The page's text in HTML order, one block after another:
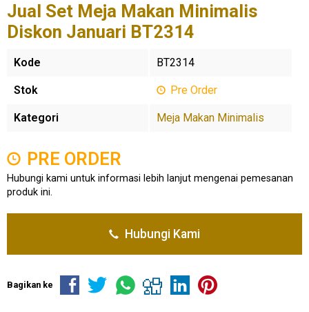
Jual Set Meja Makan Minimalis
Diskon Januari BT2314
Kode BT2314
Stok Pre Order
Kategori Meja Makan Minimalis
PRE ORDER
Hubungi kami untuk informasi lebih lanjut mengenai pemesanan
produk ini.
Hubungi Kami
Bagikan ke